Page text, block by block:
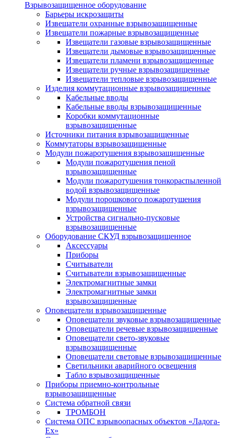
Взрывозащищенное оборудование
Барьеры искрозащиты
Извещатели охранные взрывозащищенные
Извещатели пожарные взрывозащищенные
Извещатели газовые взрывозащищенные
Извещатели дымовые взрывозащищенные
Извещатели пламени взрывозащищенные
Извещатели ручные взрывозащищенные
Извещатели тепловые взрывозащищенные
Изделия коммутационные взрывозащищенные
Кабельные вводы
Кабельные вводы взрывозащищенные
Коробки коммутационные
взрывозащищенные
Источники питания взрывозащищенные
Коммутаторы взрывозащищенные
Модули пожаротушения взрывозащищенные
Модули пожаротушения пеной
взрывозащищенные
Модули пожаротушения тонкораспыленной
водой взрывозащищенные
Модули порошкового пожаротушения
взрывозащищенные
Устройства сигнально-пусковые
взрывозащищенные
Оборудование СКУД взрывозащищенное
Аксессуары
Приборы
Считыватели
Считыватели взрывозащищенные
Электромагнитные замки
Электромагнитные замки
взрывозащищенные
Оповещатели взрывозащищенные
Оповещатели звуковые взрывозащищенные
Оповещатели речевые взрывозащищенные
Оповещатели свето-звуковые
взрывозащищенные
Оповещатели световые взрывозащищенные
Светильники аварийного освещения
Табло взрывозащищенные
Приборы приемно-контрольные
взрывозащищенные
Система обратной связи
ТРОМБОН
Система ОПС взрывоопасных объектов «Ладога-
Ex»